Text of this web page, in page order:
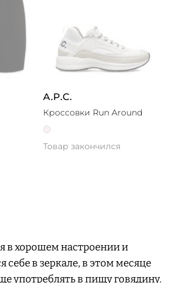
A.P.C.
Кроссовки Run Around
Товар закончился
в хорошем настроении и
себе в зеркале, в этом месяце
употреблять в пищу говядину.